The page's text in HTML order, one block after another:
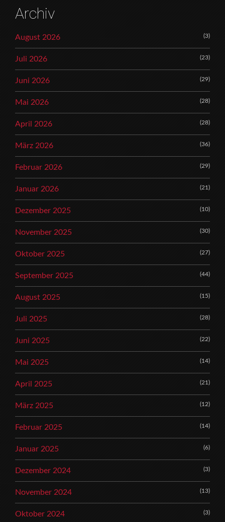
Archiv
August 2026 (3)
Juli 2026 (23)
Juni 2026 (29)
Mai 2026 (28)
April 2026 (28)
März 2026 (36)
Februar 2026 (29)
Januar 2026 (21)
Dezember 2025 (10)
November 2025 (30)
Oktober 2025 (27)
September 2025 (44)
August 2025 (15)
Juli 2025 (28)
Juni 2025 (22)
Mai 2025 (14)
April 2025 (21)
März 2025 (12)
Februar 2025 (14)
Januar 2025 (6)
Dezember 2024 (3)
November 2024 (13)
Oktober 2024 (3)